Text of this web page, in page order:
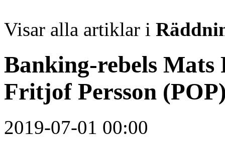
Visar alla artiklar i
Banking-rebels Mats
Fritjof Persson
2019-07-01 00:00